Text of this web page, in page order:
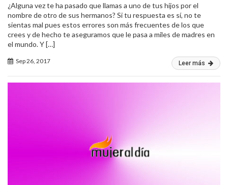
¿Alguna vez te ha pasado que llamas a uno de tus hijos por el
nombre de otro de sus hermanos? Si tu respuesta es sí, no te
sientas mal pues estos errores son más frecuentes de los que
crees y de hecho te aseguramos que le pasa a miles de madres en
el mundo. Y […]
Sep 26, 2017 Leer más